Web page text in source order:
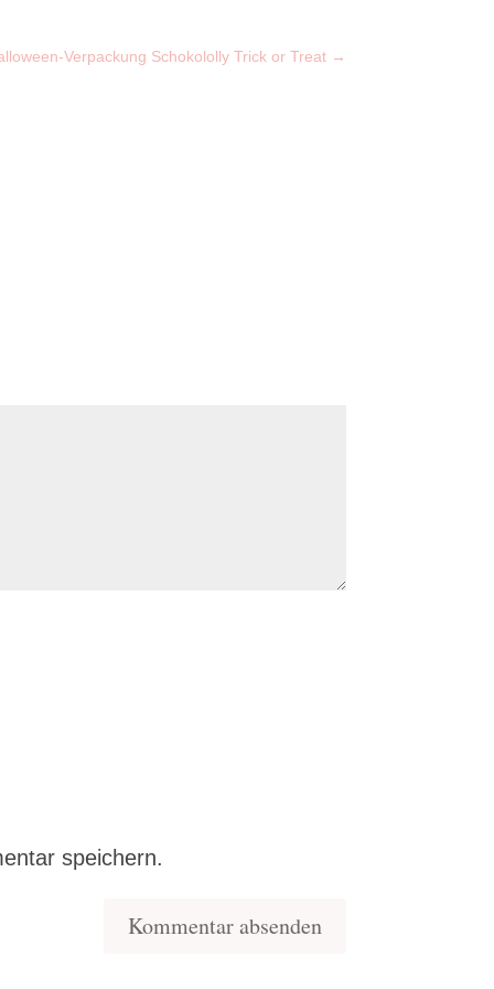
Verpackung Schokololly Trick or Treat→
speichern.